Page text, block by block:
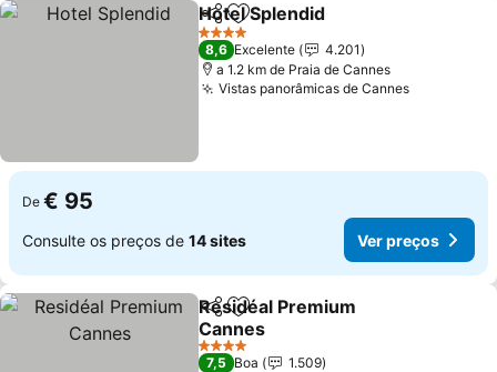
PartilharAdicionar aos favoritos
Hotel Splendid
4 Estrelas
8,6 Excelente
4.201
a 1.2 km de Praia de Cannes
Vistas panorâmicas de CannesVer
De € 95
Consulte os preços de 14 sites Ver preços
PartilharAdicionar aos favoritos
Residéal Premium
Cannes
Ver preços
4 Estrelas
7,5 Boa
1.509